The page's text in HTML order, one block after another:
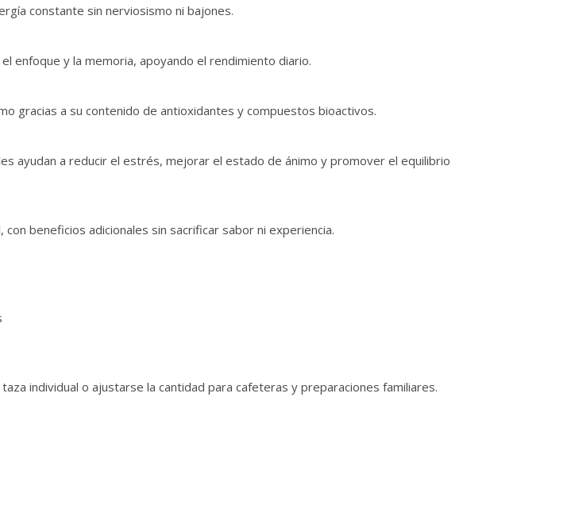
constante sin nerviosismo ni bajones.
enfoque y la memoria, apoyando el rendimiento diario.
gracias a su contenido de antioxidantes y compuestos bioactivos.
ayudan a reducir el estrés, mejorar el estado de ánimo y promover el equilibrio
beneficios adicionales sin sacrificar sabor ni experiencia.
individual o ajustarse la cantidad para cafeteras y preparaciones familiares.